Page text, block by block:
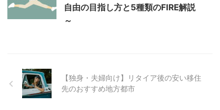
自由の目指し方と5種類のFIRE解説
～
【独身・夫婦向け】リタイア後の安い移住
先のおすすめ地方都市